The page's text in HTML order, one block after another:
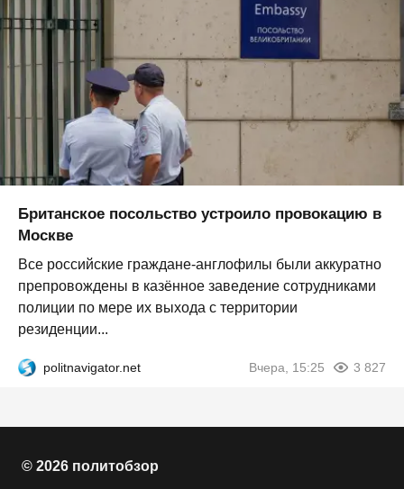
Британское посольство устроило провокацию в
Москве
Все российские граждане-англофилы были аккуратно
препровождены в казённое заведение сотрудниками
полиции по мере их выхода с территории
резиденции...
politnavigator.net Вчера, 15:25 3 827
© 2026 политобзор